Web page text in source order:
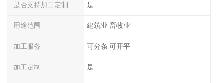
是否支持加工定制 是
用途范围 建筑业 畜牧业
加工服务 可分条 可开平
加工定制 是